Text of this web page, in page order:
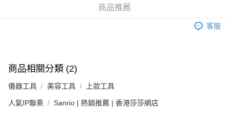
(澳門門市) 只顯示可選門市。確認發貨後2-5個工作天到店，3天內
商品推薦
客服
商品相關分類 (2)
儀器工具 美容工具 上妝工具
人氣IP聯乘 Sanrio | 熱銷推薦 | 香港莎莎網店